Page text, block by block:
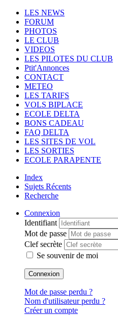
LES NEWS
FORUM
PHOTOS
LE CLUB
VIDEOS
LES PILOTES DU CLUB
Ptit'Annonces
CONTACT
METEO
LES TARIFS
VOLS BIPLACE
ECOLE DELTA
BONS CADEAU
FAQ DELTA
LES SITES DE VOL
LES SORTIES
ECOLE PARAPENTE
Index
Sujets Récents
Recherche
Connexion
Identifiant
Mot de passe
Clef secrète
Se souvenir de moi
Connexion
Mot de passe perdu ?
Nom d'utilisateur perdu ?
Créer un compte